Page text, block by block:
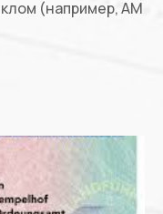
(например, AM